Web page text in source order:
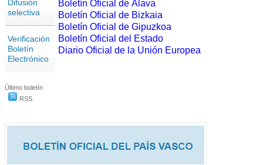
Difusión
selectiva
Verificación
Boletín
Electrónico
Último boletín
RSS
Boletín Oficial de Álava
Boletín Oficial de Bizkaia
Boletín Oficial de Gipuzkoa
Boletín Oficial del Estado
Diario Oficial de la Unión Europea